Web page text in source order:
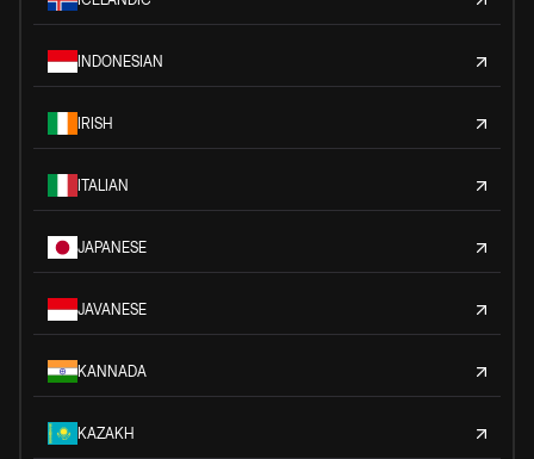
INDONESIAN
IRISH
ITALIAN
JAPANESE
JAVANESE
KANNADA
KAZAKH